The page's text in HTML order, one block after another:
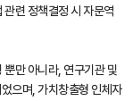
련 정책결정 시 자문역
만 아니라, 연구기관 및
으며, 가치창출형 인체자